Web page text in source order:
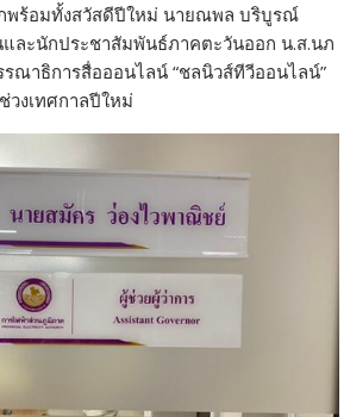
พร้อมทั้งสวัสดีปีใหม่ นายณพล บริบูรณ์
ละนักประชาสัมพันธ์ภาคตะวันออก น.ส.นภ
ณาธิการสื่อออนไลน์ “ชลนิวส์ทีวีออนไลน์”
งเทศกาลปีใหม่